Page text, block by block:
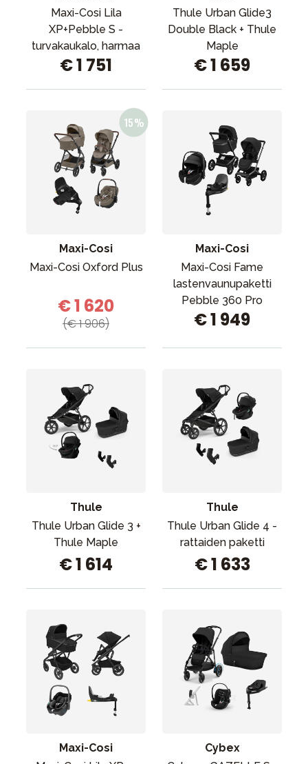
Maxi-Cosi Lila
XP+Pebble S -
turvakaukalo, harmaa
€ 1 751
Thule Urban Glide3
Double Black + Thule
Maple
€ 1 659
Maxi-Cosi
Maxi-Cosi Oxford Plus
€ 1 620
(€ 1 906)
Maxi-Cosi
Maxi-Cosi Fame
lastenvaunupaketti
Pebble 360 Pro
€ 1 949
Thule
Thule Urban Glide 3 +
Thule Maple
€ 1 614
Thule
Thule Urban Glide 4 -
rattaiden paketti
€ 1 633
Maxi-Cosi
Cybex